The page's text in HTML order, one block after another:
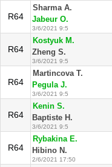
R64
Sharma A.
Jabeur O.
3/6/2021 9:5
R64
Kostyuk M.
Zheng S.
3/6/2021 9:5
R64
Martincova T.
Pegula J.
3/6/2021 9:5
R64
Kenin S.
Baptiste H.
3/6/2021 9:5
R64
Rybakina E.
Hibino N.
2/6/2021 17:50